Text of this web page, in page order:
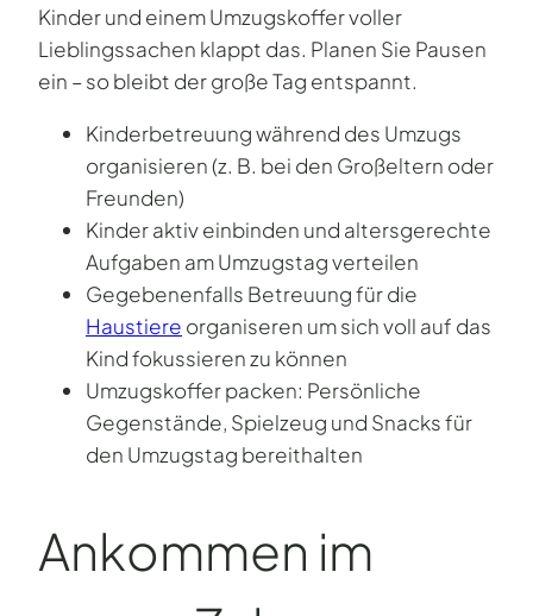
Kinder und einem Umzugskoffer voller
Lieblingssachen klappt das. Planen Sie Pausen
ein – so bleibt der große Tag entspannt.
Kinderbetreuung während des Umzugs
organisieren (z. B. bei den Großeltern oder
Freunden)
Kinder aktiv einbinden und altersgerechte
Aufgaben am Umzugstag verteilen
Gegebenenfalls Betreuung für die
Haustiere organiseren um sich voll auf das
Kind fokussieren zu können
Umzugskoffer packen: Persönliche
Gegenstände, Spielzeug und Snacks für
den Umzugstag bereithalten
Ankommen im